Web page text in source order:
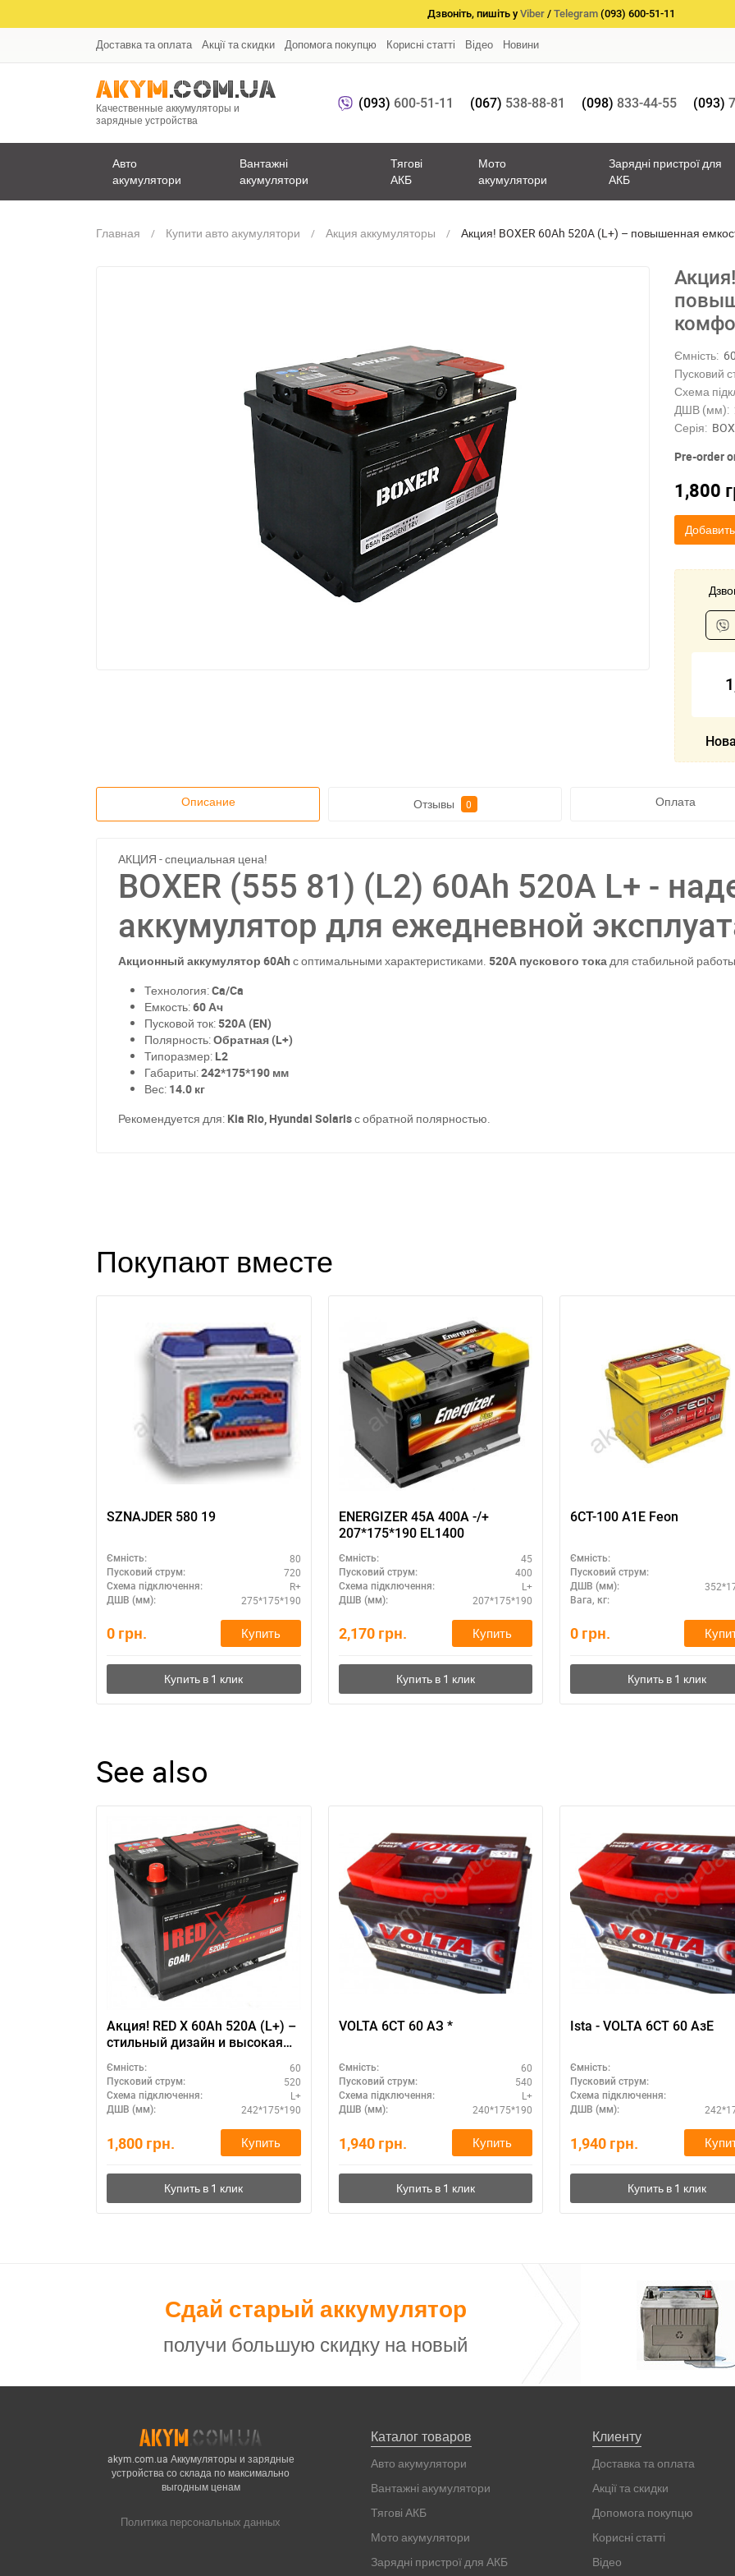
Дзвоніть, пишіть у Viber / Telegram (093) 600-51-11
Доставка та оплата Акції та скидки Допомога покупцю Корисні статті Відео Новини
Качественные аккумуляторы и
зарядные устройства
(093) 600-51-11 (067) 538-88-81 (098) 833-44-55 (093)
Авто
акумулятори
Вантажні
акумулятори
Тягові
АКБ
Мото
акумулятори
Зарядні пристрої для
АКБ
Главная Купити авто акумулятори Акция аккумуляторы Акция! BOXER 60Ah 520A (L+) – повышенная
Ємність:
Пусковий
Схема
ДШВ (мм):
Серія:
Pre-order
1,800
Описание Отзывы 0 Оплата
АКЦИЯ - специальная цена!
BOXER (555 81) (L2) 60Ah 520A L+ -
аккумулятор для ежедневной
Акционный аккумулятор 60Ah с оптимальными характеристиками. 520А пускового токадля стабильной
Технология:Ca/Ca
Емкость:60 Ач
Пусковой ток:520А (EN)
Полярность:Обратная (L+)
Типоразмер: L2
Габариты:242*175*190 мм
Вес: 14.0 кг
Рекомендуется для: Kia Rio, Hyundai Solarisс обратной полярностью.
Покупают вместе
SZNAJDER 580 19
Ємність: 80
Пусковий струм: 720
Схема підключення: R+
ДШВ (мм): 275*175*190
0 грн. Купить
ENERGIZER 45А 400A -/+
207*175*190 EL1400
Ємність: 45
Пусковий струм: 400
Схема підключення: L+
ДШВ (мм): 207*175*190
2,170 грн. Купить
6СТ-100 А1Е Feon
Ємність:
Пусковий струм:
ДШВ (мм):
Вага, кг:
0 грн.
See also
Акция! RED X 60Ah 520A (L+) –
стильный дизайн и высокая
производительность
Ємність: 60
Пусковий струм: 520
Схема підключення: L+
ДШВ (мм): 242*175*190
1,800 грн. Купить
VOLTA 6СТ 60 АЗ *
Ємність: 60
Пусковий струм: 540
Схема підключення: L+
ДШВ (мм): 240*175*190
1,940 грн. Купить
Ista - VOLTA 6СТ 60 АзЕ
Ємність:
Пусковий струм:
Схема підключення:
ДШВ (мм):
1,940 грн.
Сдай старый аккумулятор
получи большую скидку на новый
akym.com.ua Аккумуляторы и зарядные
устройства со склада по максимально
выгодным ценам
Политика персональных данных
Каталог товаров
Авто акумулятори
Вантажні акумулятори
Тягові АКБ
Мото акумулятори
Зарядні пристрої для АКБ
Клиенту
Доставка та оплата
Акції та скидки
Допомога покупцю
Корисні статті
Відео
Написати в Viber